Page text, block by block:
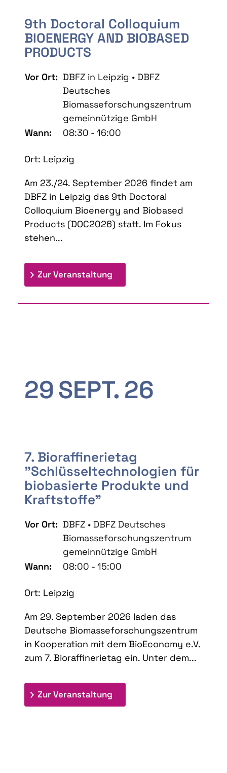
9th Doctoral Colloquium
BIOENERGY AND BIOBASED
PRODUCTS
Vor Ort: DBFZ in Leipzig • DBFZ
Deutsches
Biomasseforschungszentrum
gemeinnützige GmbH
Wann:
08:30 - 16:00
Ort: Leipzig
Am 23./24. September 2026 findet am
DBFZ in Leipzig das 9th Doctoral
Colloquium Bioenergy and Biobased
Products (DOC2026) statt. Im Fokus
stehen...
Zur Veranstaltung
29SEPT. 26
7. Bioraffinerietag
"Schlüsseltechnologien für
biobasierte Produkte und
Kraftstoffe"
Vor Ort: DBFZ • DBFZ Deutsches
Biomasseforschungszentrum
gemeinnützige GmbH
Wann:
08:00 - 15:00
Ort: Leipzig
Am 29. September 2026 laden das
Deutsche Biomasseforschungszentrum
in Kooperation mit dem BioEconomy e.V.
zum 7. Bioraffinerietag ein. Unter dem...
Zur Veranstaltung